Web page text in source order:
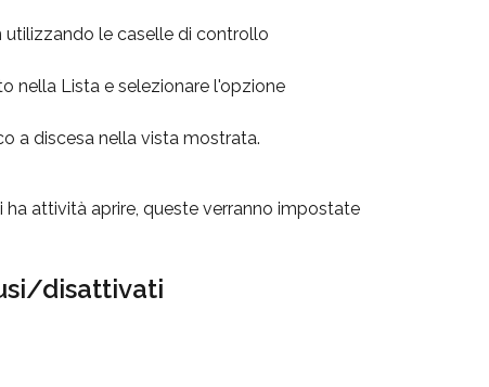
utilizzando le caselle di controllo
nella Lista e selezionare l'opzione
a discesa nella vista mostrata.
ha attività aprire, queste verranno impostate
disattivati